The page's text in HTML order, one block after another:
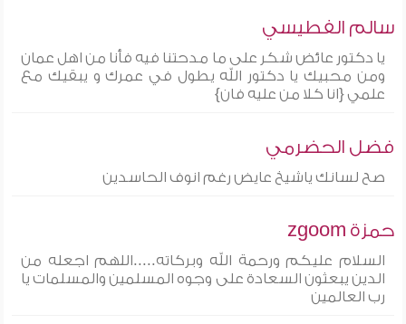
سالم الفطيسي
يا دكتور عائض شكر على ما مدحتنا فيه فأنا من اهل عمان
ومن محبيك يا دكتور الله يطول في عمرك و يبقيك مع
علمي {انا كلا من عليه فان}
فضل الحضرمي
صح لسانك ياشيخ عايض رغم انوف الحاسدين
حمزة zgoom
السلام عليكم ورحمة الله وبركاته.....اللهم اجعله من
الدين يبعثون السعادة على وجوه المسلمين والمسلمات يا
رب العالمين